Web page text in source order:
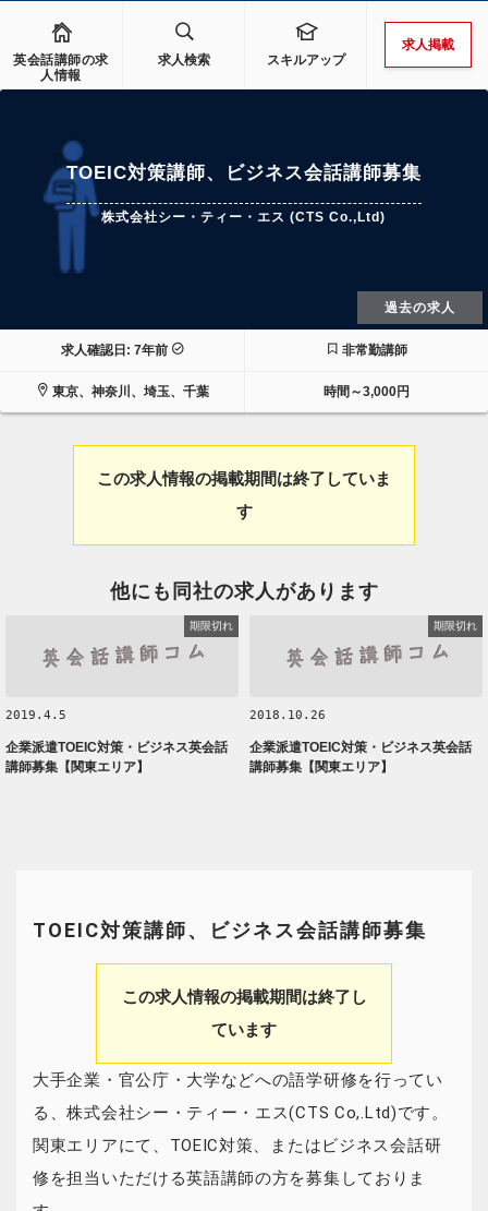
英会話講師の求
人情報
求人検索 スキルアップ
求人掲載
TOEIC対策講師、ビジネス会話講師募集
株式会社シー・ティー・エス (CTS Co.,Ltd)
過去の求人
求人確認日: 7年前 非常勤講師
東京、神奈川、埼玉、千葉 時間～3,000円
この求人情報の掲載期間は終了していま
す
他にも同社の求人があります
期限切れ
2019.4.5
企業派遣TOEIC対策・ビジネス英会話
講師募集【関東エリア】
期限切れ
2018.10.26
企業派遣TOEIC対策・ビジネス英会話
講師募集【関東エリア】
TOEIC対策講師、ビジネス会話講師募集
この求人情報の掲載期間は終了し
ています
大手企業・官公庁・大学などへの語学研修を行ってい
る、株式会社シー・ティー・エス(CTS Co,.Ltd)です。
関東エリアにて、TOEIC対策、またはビジネス会話研
修を担当いただける英語講師の方を募集しておりま